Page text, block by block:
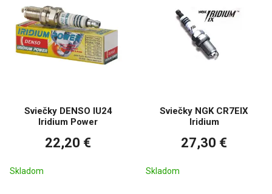
Sviečky DENSO IU24
Iridium Power
22,20 €
Skladom
Sviečky NGK CR7EIX
Iridium
27,30 €
Skladom